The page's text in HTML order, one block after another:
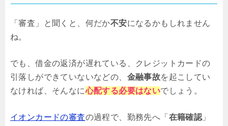
「審査」と聞くと、何だか不安になるかもしれません
ね。
でも、借金の返済が遅れている、クレジットカードの
引落しができていないなどの、 金融事故を起こしてい
なければ、そんなに心配する必要はないでしょう。
イオンカードの審査の過程で、勤務先へ「 在籍確認 」